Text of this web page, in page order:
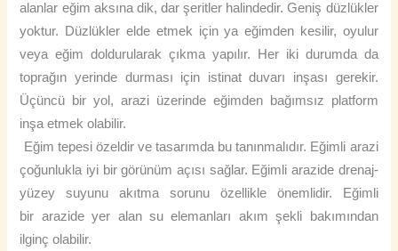
alanlar eğim aksına dik, dar şeritler halindedir. Geniş düzlükler
yoktur. Düzlükler elde etmek için ya eğimden kesilir, oyulur
veya eğim doldurularak çıkma yapılır. Her iki durumda da
toprağın yerinde durması için istinat duvarı inşası gerekir.
Üçüncü bir yol, arazi üzerinde eğimden bağımsız platform
inşa etmek olabilir.
Eğim tepesi özeldir ve tasarımda bu tanınmalıdır. Eğimli arazi
çoğunlukla iyi bir görünüm açısı sağlar. Eğimli arazide drenaj-
yüzey suyunu akıtma sorunu özellikle önemlidir. Eğimli
bir arazide yer alan su elemanları akım şekli bakımından
ilginç olabilir.